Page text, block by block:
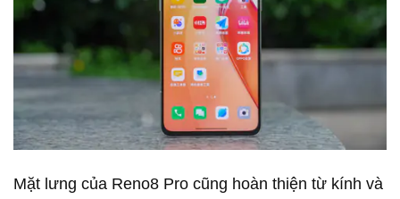
Mặt lưng của Reno8 Pro cũng hoàn thiện từ kính và